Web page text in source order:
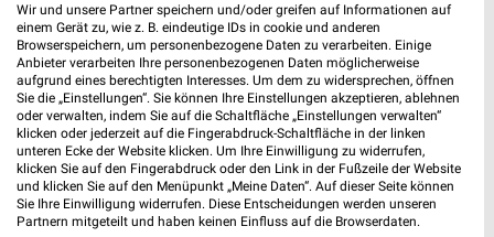
Wir und unsere Partner speichern und/oder greifen auf Informationen auf
einem Gerät zu, wie z. B. eindeutige IDs in cookie und anderen
Browserspeichern, um personenbezogene Daten zu verarbeiten. Einige
Anbieter verarbeiten Ihre personenbezogenen Daten möglicherweise
aufgrund eines berechtigten Interesses. Um dem zu widersprechen, öffnen
Sie die „Einstellungen“. Sie können Ihre Einstellungen akzeptieren, ablehnen
oder verwalten, indem Sie auf die Schaltfläche „Einstellungen verwalten“
klicken oder jederzeit auf die Fingerabdruck-Schaltfläche in der linken
unteren Ecke der Website klicken. Um Ihre Einwilligung zu widerrufen,
klicken Sie auf den Fingerabdruck oder den Link in der Fußzeile der Website
und klicken Sie auf den Menüpunkt „Meine Daten“. Auf dieser Seite können
Sie Ihre Einwilligung widerrufen. Diese Entscheidungen werden unseren
Partnern mitgeteilt und haben keinen Einfluss auf die Browserdaten.